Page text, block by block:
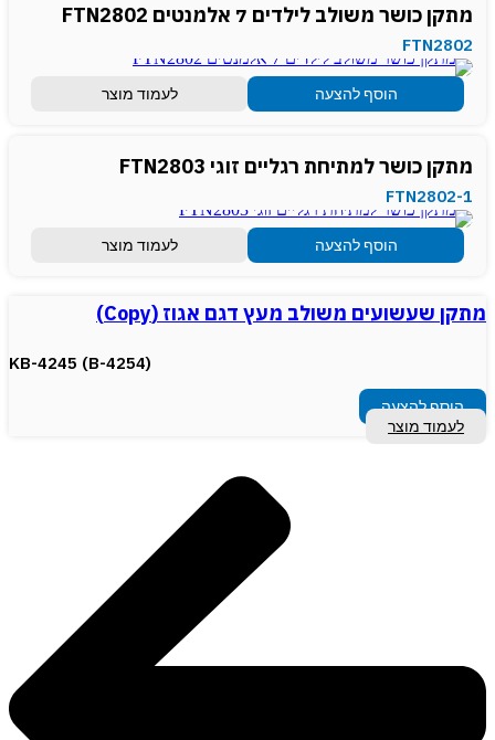
מתקן כושר משולב לילדים 7 אלמנטים FTN2802
FTN2802
הוסף להצעה לעמוד מוצר
מתקן כושר למתיחת רגליים זוגי FTN2803
FTN2802-1
הוסף להצעה לעמוד מוצר
מתקן שעשועים משולב מעץ דגם אגוז (Copy)
(KB-4245 (B-4254
הוסף להצעה
לעמוד מוצר